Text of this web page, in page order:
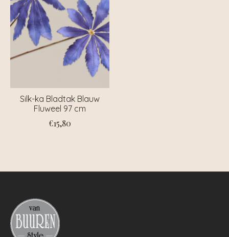
Silk-ka Bladtak Blauw
Fluweel 97 cm
€15,80